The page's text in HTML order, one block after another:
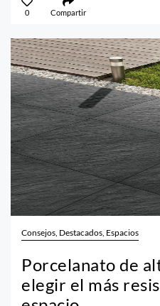
0 Compartir
Consejos, Destacados, Espacios
Porcelanato de
elegir el más